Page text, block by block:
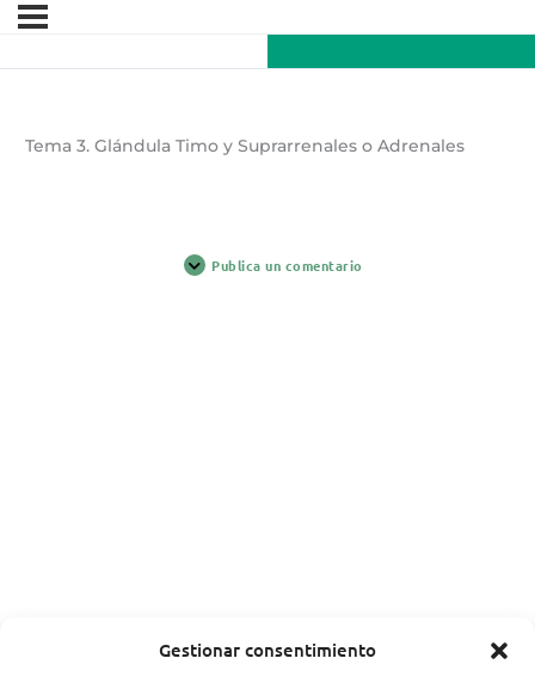
Gestionar consentimiento
Tema 3. Glándula Timo y Suprarrenales o Adrenales
Publica un comentario